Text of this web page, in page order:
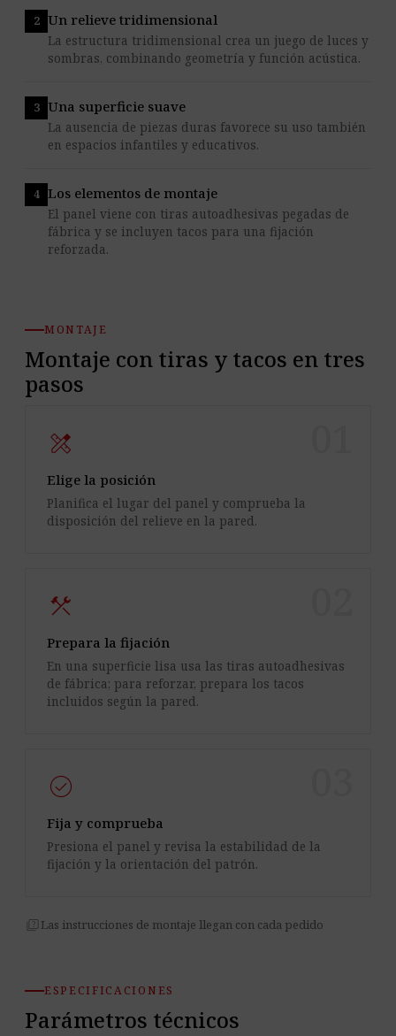
Un relieve tridimensional
La estructura tridimensional crea un juego de luces y
sombras, combinando geometría y función acústica.
Una superficie suave
La ausencia de piezas duras favorece su uso también
en espacios infantiles y educativos.
Los elementos de montaje
El panel viene con tiras autoadhesivas pegadas de
fábrica y se incluyen tacos para una fijación
reforzada.
MONTAJE
Montaje con tiras y tacos en tres
pasos
design_services
Elige la posición
Planifica el lugar del panel y comprueba la
disposición del relieve en la pared.
construction
Prepara la fijación
En una superficie lisa usa las tiras autoadhesivas
de fábrica; para reforzar, prepara los tacos
incluidos según la pared.
check_circle
Fija y comprueba
Presiona el panel y revisa la estabilidad de la
fijación y la orientación del patrón.
quiz Las instrucciones de montaje llegan con cada pedido
ESPECIFICACIONES
Parámetros técnicos